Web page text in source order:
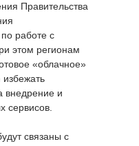
Правительства
работе с
этом регионам
«облачное»
внедрение и
сервисов.
связаны с